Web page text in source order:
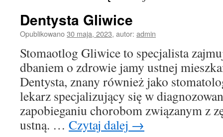
Dentysta Gliwice
Opublikowano30 maja, 2023, autor: admin
Stomaotlog Gliwice to specjalista
dbaniem o zdrowie jamy ustnej
Dentysta, znany również jako
lekarz specjalizujący się w
zapobieganiu chorobom związanym z
ustną. … Czytaj dalej →